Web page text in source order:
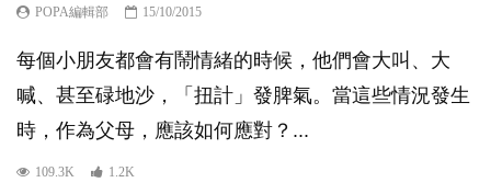
POPA編輯部 15/10/2015
每個小朋友都會有鬧情緒的時候，他們會大叫、大
喊、甚至碌地沙，「扭計」發脾氣。當這些情況發生
時，作為父母，應該如何應對？...
109.3K 1.2K